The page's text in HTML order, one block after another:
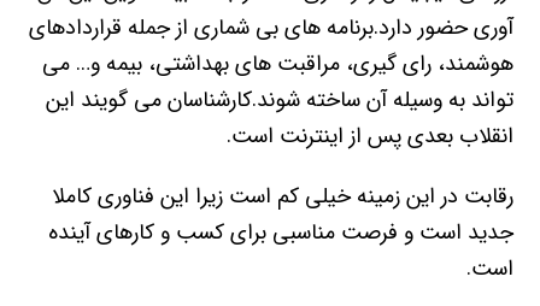
آوری حضور دارد.برنامه های بی شماری از جمله قراردادهای
هوشمند، رای گیری، مراقبت های بهداشتی، بیمه و… می
تواند به وسیله آن ساخته شوند.کارشناسان می گویند این
انقلاب بعدی پس از اینترنت است.
رقابت در این زمینه خیلی کم است زیرا این فناوری کاملا
جدید است و فرصت مناسبی برای کسب و کارهای آینده
است.